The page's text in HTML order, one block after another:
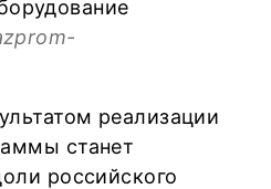
реализации
станет
российского